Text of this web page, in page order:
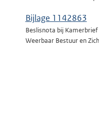
Bijlage 1142863
Beslisnota bij
Weerbaar Bestuur en